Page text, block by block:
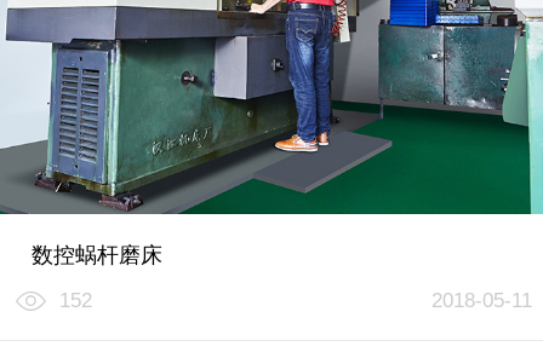
数控蜗杆磨床
152 2018-05-11